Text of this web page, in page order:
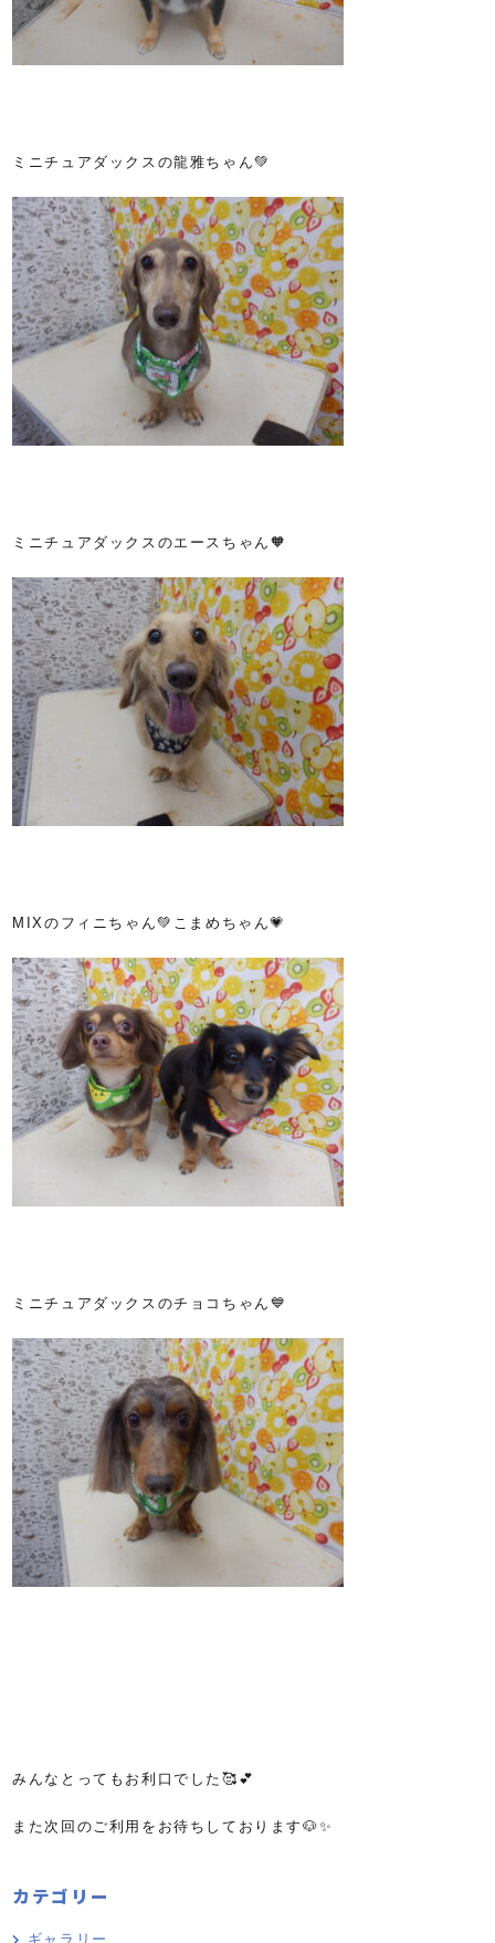
ミニチュアダックスの龍雅ちゃん💚
ミニチュアダックスのエースちゃん🧡
MIXのフィニちゃん💚こまめちゃん💗
ミニチュアダックスのチョコちゃん💙
みんなとってもお利口でした🥰💕
また次回のご利用をお待ちしております🐶✨
カテゴリー
ギャラリー